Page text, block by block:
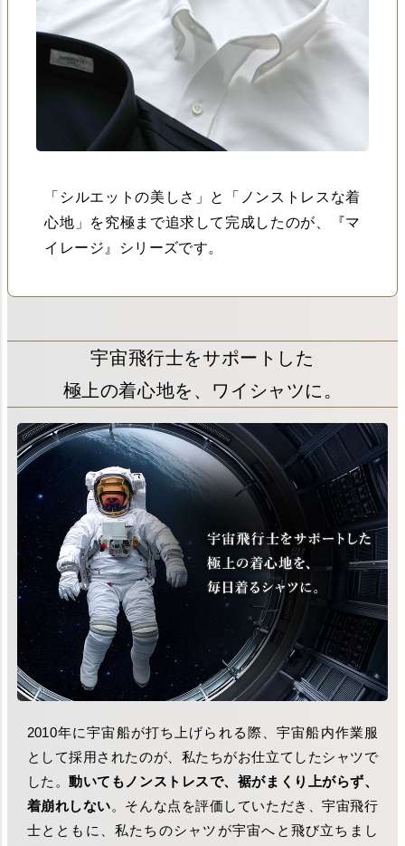
「シルエットの美しさ」と「ノンストレスな着
心地」を究極まで追求して完成したのが、『マ
イレージ』シリーズです。
宇宙飛行士をサポートした
極上の着心地を、ワイシャツに。
2010年に宇宙船が打ち上げられる際、宇宙船内作業服
として採用されたのが、私たちがお仕立てしたシャツで
した。動いてもノンストレスで、裾がまくり上がらず、
着崩れしない。そんな点を評価していただき、宇宙飛行
士とともに、私たちのシャツが宇宙へと飛び立ちまし